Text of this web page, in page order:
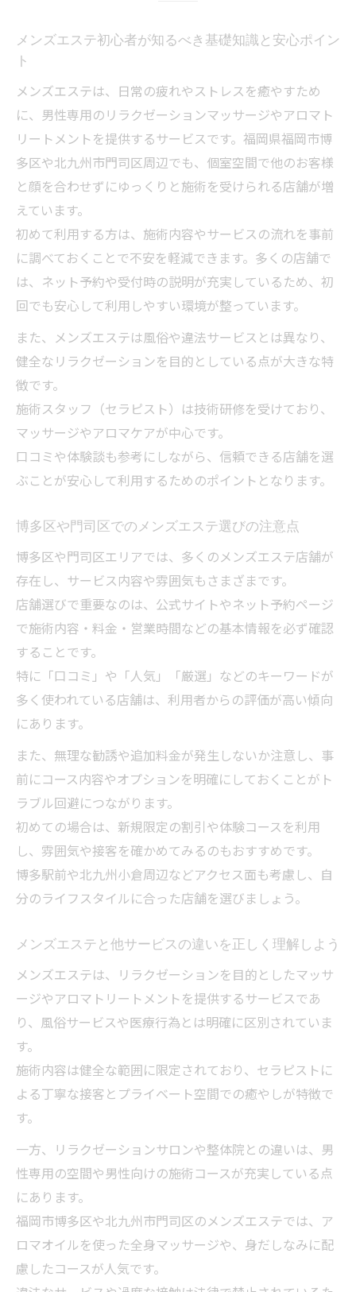
メンズエステで心地よく過ごすための心構
福岡市博多区・門司区のメンズエステを安心し
て楽しむコツ
安心して利用できるメンズエステ店舗の見
極め方
信頼できるメンズエステを選ぶためのポイ
ント
メンズエステの口コミや評判活用術
予約から来店までのスムーズな流れを押さ
えよう
メンズエステ利用時のトラブル回避術を解
説
リラクゼーション重視ならメンズエステで得ら
れる癒やし体験
メンズエステ特有のリラクゼーション効果
とは
アロマやリンパ施術で癒やしを実感する方
法
体験
個室空間で味わうメンズエステならではの
癒やし
メンズエステの癒やし体験を最大限に楽し
む秘訣
初めてでも失敗しないメンズエステ使い方ガイ
ド
初めてのメンズエステ利用で意識すべき流
予約手順や来店時の注意ポイントを解説
メンズエステでの施術内容と選び方のコツ
オプション利用時に気をつけたいポイント
メンズエステで失敗しないための心得
健全に楽しむメンズエステの選び方と注意点
健全なメンズエステ店を見分けるポイント
安全なメンズエステ選びで重要なチェック
項目
セラピストやサービス内容の確認方法
メンズエステ体験で知っておきたいマナーとル
ール
快適な体験を得るためのルール徹底解説
施術前後に気をつけるべきポイント
セラピストと良好な関係を築くコツ
トラブルを防ぐための利用マナー
メンズエステ初心者が知るべき基礎知識と安心ポイン
ト
メンズエステは、日常の疲れやストレスを癒やすため
に、男性専用のリラクゼーションマッサージやアロマト
リートメントを提供するサービスです。福岡県福岡市博
多区や北九州市門司区周辺でも、個室空間で他のお客様
と顔を合わせずにゆっくりと施術を受けられる店舗が増
えています。
初めて利用する方は、施術内容やサービスの流れを事前
に調べておくことで不安を軽減できます。多くの店舗で
は、ネット予約や受付時の説明が充実しているため、初
回でも安心して利用しやすい環境が整っています。
また、メンズエステは風俗や違法サービスとは異なり、
健全なリラクゼーションを目的としている点が大きな特
徴です。
施術スタッフ（セラピスト）は技術研修を受けており、
マッサージやアロマケアが中心です。
口コミや体験談も参考にしながら、信頼できる店舗を選
ぶことが安心して利用するためのポイントとなります。
博多区や門司区でのメンズエステ選びの注意点
博多区や門司区エリアでは、多くのメンズエステ店舗が
存在し、サービス内容や雰囲気もさまざまです。
店舗選びで重要なのは、公式サイトやネット予約ページ
で施術内容・料金・営業時間などの基本情報を必ず確認
することです。
特に「口コミ」や「人気」「厳選」などのキーワードが
多く使われている店舗は、利用者からの評価が高い傾向
にあります。
また、無理な勧誘や追加料金が発生しないか注意し、事
前にコース内容やオプションを明確にしておくことがト
ラブル回避につながります。
初めての場合は、新規限定の割引や体験コースを利用
し、雰囲気や接客を確かめてみるのもおすすめです。
博多駅前や北九州小倉周辺などアクセス面も考慮し、自
分のライフスタイルに合った店舗を選びましょう。
メンズエステと他サービスの違いを正しく理解しよう
メンズエステは、リラクゼーションを目的としたマッサ
ージやアロマトリートメントを提供するサービスであ
り、風俗サービスや医療行為とは明確に区別されていま
す。
施術内容は健全な範囲に限定されており、セラピストに
よる丁寧な接客とプライベート空間での癒やしが特徴で
す。
一方、リラクゼーションサロンや整体院との違いは、男
性専用の空間や男性向けの施術コースが充実している点
にあります。
福岡市博多区や北九州市門司区のメンズエステでは、ア
ロマオイルを使った全身マッサージや、身だしなみに配
慮したコースが人気です。